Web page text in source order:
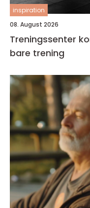
inspiration
08. August 2026
Treningssenter
bare trening